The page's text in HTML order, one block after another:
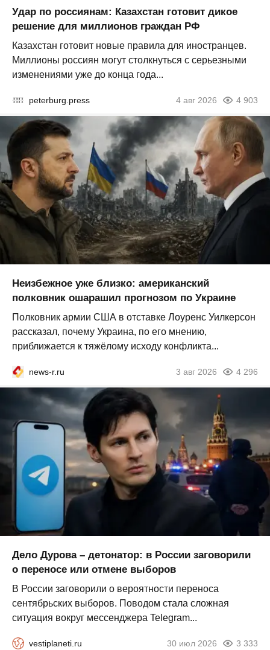
Удар по россиянам: Казахстан готовит дикое
решение для миллионов граждан РФ
Казахстан готовит новые правила для иностранцев.
Миллионы россиян могут столкнуться с серьезными
изменениями уже до конца года...
peterburg.press 4 авг 2026 4 903
Неизбежное уже близко: американский
полковник ошарашил прогнозом по Украине
Полковник армии США в отставке Лоуренс Уилкерсон
рассказал, почему Украина, по его мнению,
приближается к тяжёлому исходу конфликта...
news-r.ru 3 авг 2026 4 296
Дело Дурова – детонатор: в России заговорили
о переносе или отмене выборов
В России заговорили о вероятности переноса
сентябрьских выборов. Поводом стала сложная
ситуация вокруг мессенджера Telegram...
vestiplaneti.ru 30 июл 2026 3 333